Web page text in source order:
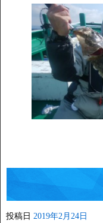
投稿日 2019年2月24日